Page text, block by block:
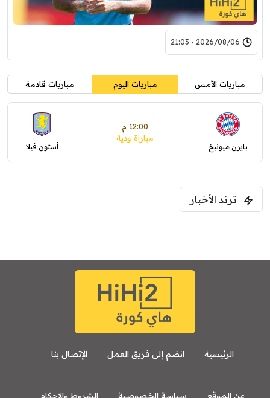
2026/08/06 - 21:03
مباريات الأمس مباريات اليوم مباريات قادمة
بايرن ميونيخ
12:00 م
مباراة ودية
أستون فيلا
ترند الأخبار
الرئيسية انضم إلى فريق العمل الإتصال بنا
عن الموقع سياسة الخصوصية الشروط والاحكام